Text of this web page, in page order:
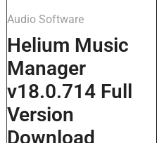
Audio Software
Helium Music
Manager
v18.0.714 Full
Version
Download